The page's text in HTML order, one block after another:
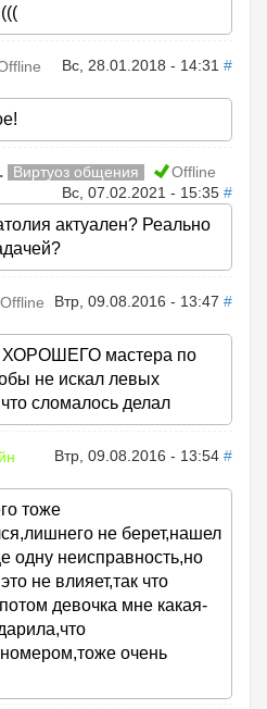
Вс, 28.01.2018 - 14:31 #
Виртуоз общения
Offline
Вс, 07.02.2021 - 15:35 #
актуален? Реально
Offline Втр, 09.08.2016 - 13:47 #
мастера по
не искал левых
сломалось делал
Втр, 09.08.2016 - 13:54 #
тоже
не берет,нашел
одну неисправность,но
не влияет,так что
девочка мне какая-
очень